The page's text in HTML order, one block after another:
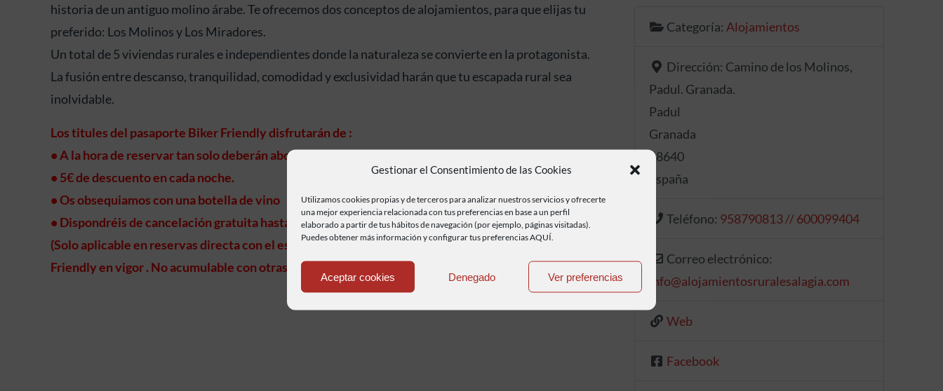
Gestionar el Consentimiento de las Cookies
Utilizamos cookies propias y de terceros para analizar nuestros servicios y ofrecerte
una mejor experiencia relacionada con tus preferencias en base a un perfil
elaborado a partir de tus hábitos de navegación (por ejemplo, páginas visitadas).
Puedes obtener más información y configurar tus preferencias AQUÍ.
Aceptar cookies Denegado Ver preferencias
historia de un antiguo molino árabe. Te ofrecemos dos conceptos de alojamientos, para que elijas tu
preferido: Los Molinos y Los Miradores.
Un total de 5 viviendas rurales e independientes donde la naturaleza se convierte en la protagonista.
La fusión entre descanso, tranquilidad, comodidad y exclusividad harán que tu escapada rural sea
inolvidable.
Los titules del pasaporte Biker Friendly disfrutarán de :
• A la hora de reservar tan solo deberán abonar el 20% del total y el resto lo abonarás a tu llegada.
• 5€ de descuento en cada noche.
• Os obsequiamos con una botella de vino
• Dispondréis de cancelación gratuita hasta 20 días antes de vuestra llegada.
(Solo aplicable en reservas directa con el establecimiento y presentando el pasaporte Biker
Friendly en vigor . No acumulable con otras ofertas /promociones)
Categoría: Alojamientos
Dirección: Camino de los Molinos,
Padul. Granada.
Padul
Granada
18640
España
Teléfono: 958790813 // 600099404
Correo electrónico:
info@alojamientosruralesalagia.com
Web
Facebook